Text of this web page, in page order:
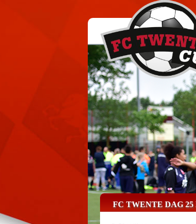
FC TWENTE DAG 25